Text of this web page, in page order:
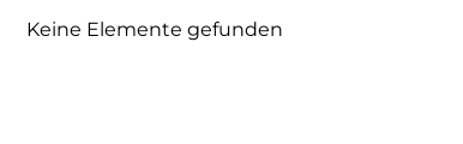
Keine Elemente gefunden